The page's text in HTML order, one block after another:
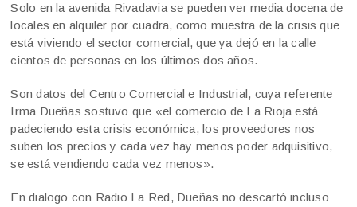
Solo en la avenida Rivadavia se pueden ver media docena de
locales en alquiler por cuadra, como muestra de la crisis que
está viviendo el sector comercial, que ya dejó en la calle
cientos de personas en los últimos dos años.
Son datos del Centro Comercial e Industrial, cuya referente
Irma Dueñas sostuvo que «el comercio de La Rioja está
padeciendo esta crisis económica, los proveedores nos
suben los precios y cada vez hay menos poder adquisitivo,
se está vendiendo cada vez menos».
En dialogo con Radio La Red, Dueñas no descartó incluso